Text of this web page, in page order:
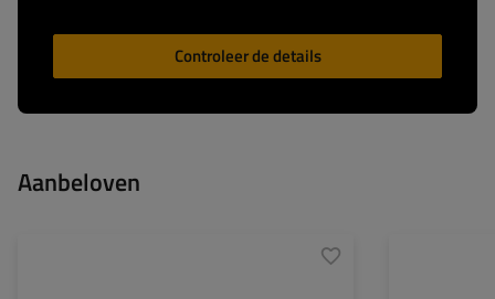
Controleer de details
Aanbeloven